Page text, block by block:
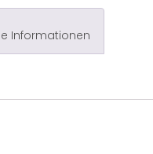
Informationen